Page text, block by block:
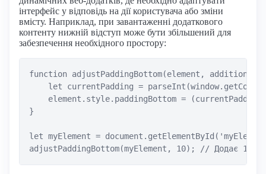
інтерфейс у відповідь на дії користувача або зміни
вмісту. Наприклад, при завантаженні додаткового
контенту нижній відступ може бути збільшений для
забезпечення необхідного простору:
function adjustPaddingBottom(element,
let currentPadding =
element.style.paddingBottom =
}
let myElement =